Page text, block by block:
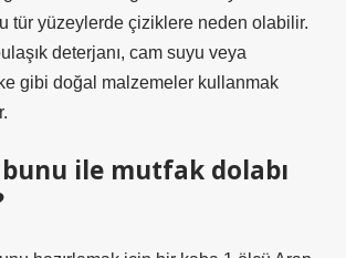
tür yüzeylerde çiziklere neden olabilir.
deterjanı, cam suyu veya
gibi doğal malzemeler kullanmak
ile mutfak dolabı